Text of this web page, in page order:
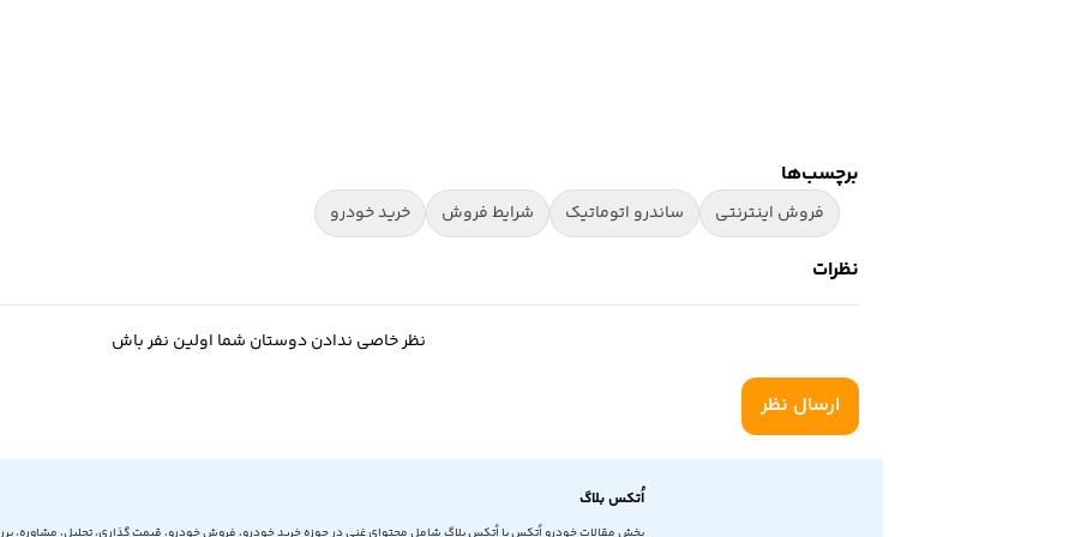
برچسب‌ها
فروش اینترنتی ساندرو اتوماتیک شرایط فروش خرید خودرو
نظرات
نظر خاصی ندادن دوستان شما اولین نفر باش
ارسال نظر
اُتکس بلاگ